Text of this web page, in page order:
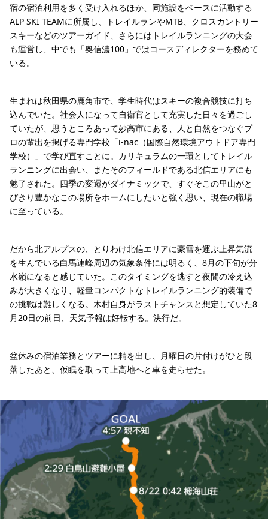
宿の宿泊利用を多く受け入れるほか、同施設をベースに活動する
ALP SKI TEAMに所属し、トレイルランやMTB、クロスカントリー
スキーなどのツアーガイド、さらにはトレイルランニングの大会
も運営し、中でも「奥信濃100」ではコースディレクターを務めて
いる。
生まれは秋田県の鹿角市で、学生時代はスキーの複合競技に打ち
込んでいた。社会人になって自衛官として充実した日々を過ごし
ていたが、思うところあって妙高市にある、人と自然をつなぐプ
ロの輩出を掲げる専門学校「i-nac（国際自然環境アウトドア専門
学校）」で学び直すことに。カリキュラムの一環としてトレイル
ランニングに出会い、またそのフィールドである北信エリアにも
魅了された。四季の変遷がダイナミックで、すぐそこの里山がと
びきり豊かなこの場所をホームにしたいと強く思い、現在の職場
に至っている。
だから北アルプスの、とりわけ北信エリアに豪雪を運ぶ上昇気流
を生んでいる白馬連峰周辺の気象条件には明るく、8月の下旬が分
水嶺になると感じていた。このタイミングを逃すと夜間の冷え込
みが大きくなり、軽量コンパクトなトレイルランニング的装備で
の挑戦は難しくなる。木村自身がラストチャンスと想定していた8
月20日の前日、天気予報は好転する。決行だ。
盆休みの宿泊業務とツアーに精を出し、月曜日の片付けがひと段
落したあと、仮眠を取って上高地へと車を走らせた。